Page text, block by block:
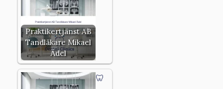
Praktikertjänst AB
Tandläkare Mikael
Ädel